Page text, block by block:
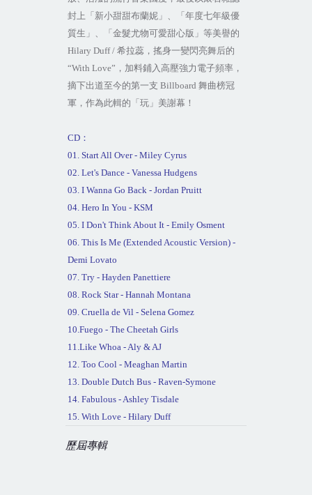
封上「新小甜甜布蘭妮」、「年度七年級優
質生」、「金髮尤物可愛甜心版」等美譽的
Hilary Duff/ 希拉蕊，搖身一變閃亮舞后的
“With Love” ，加料鋪入高壓強力電子頻率，
摘下出道至今的第一支 Billboard 舞曲榜冠
軍，作為此輯的 「 玩」 美謝幕！
CD：
01. Start All Over - Miley Cyrus
02. Let's Dance - Vanessa Hudgens
03. I Wanna Go Back - Jordan Pruitt
04. Hero In You - KSM
05. I Don't Think About It - Emily Osment
06. This Is Me (Extended Acoustic Version) -
Demi Lovato
07. Try - Hayden Panettiere
08. Rock Star - Hannah Montana
09. Cruella de Vil - Selena Gomez
10.Fuego - The Cheetah Girls
11.Like Whoa - Aly & AJ
12. Too Cool - Meaghan Martin
13. Double Dutch Bus - Raven-Symone
14. Fabulous - Ashley Tisdale
15. With Love - Hilary Duff
歷屆專輯